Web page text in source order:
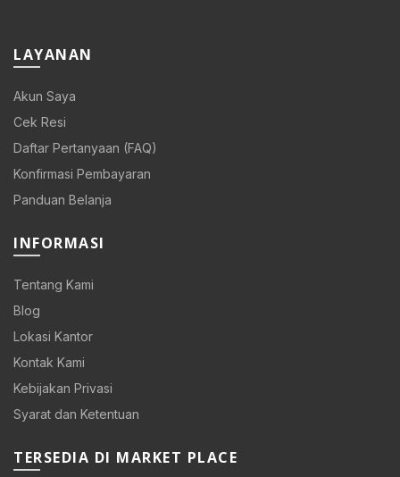
LAYANAN
Akun Saya
Cek Resi
Daftar Pertanyaan (FAQ)
Konfirmasi Pembayaran
Panduan Belanja
INFORMASI
Tentang Kami
Blog
Lokasi Kantor
Kontak Kami
Kebijakan Privasi
Syarat dan Ketentuan
TERSEDIA DI MARKET PLACE